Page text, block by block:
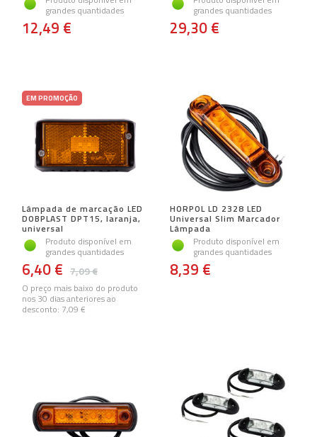
grandes quantidades
12,49 €
grandes quantidades
29,30 €
EM PROMOÇÃO
Lâmpada de marcação LED
DOBPLAST DPT15, laranja,
universal
Produto disponível em
grandes quantidades
7,09 €
6,40 €
O preço mais baixo do produto
nos 30 dias anteriores ao
desconto: 7,09 €
HORPOL LD 2328 LED
Universal Slim Marcador
Lâmpada
Produto disponível em
grandes quantidades
8,39 €